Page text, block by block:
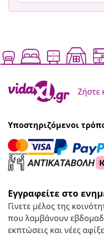
Ζήστε
Υποστηριζόμενοι
Εγγραφείτε στο
Γίνετε μέλος της
που λαμβάνουν
εκπτώσεις και νέες